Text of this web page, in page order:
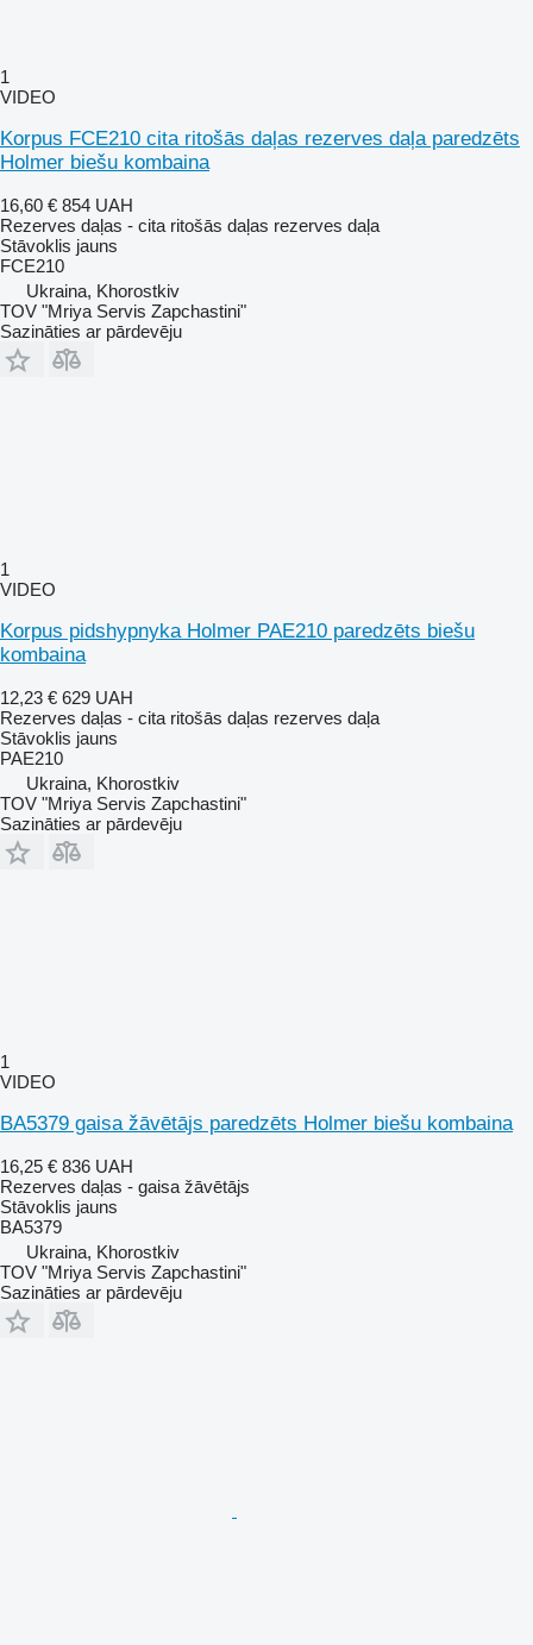
1
VIDEO
Korpus FCE210 cita ritošās daļas rezerves daļa paredzēts
Holmer biešu kombaina
16,60 € 854 UAH
Rezerves daļas - cita ritošās daļas rezerves daļa
Stāvoklis jauns
FCE210
Ukraina, Khorostkiv
TOV "Mriya Servis Zapchastini"
Sazināties ar pārdevēju
1
VIDEO
Korpus pidshypnyka Holmer PAE210 paredzēts biešu
kombaina
12,23 € 629 UAH
Rezerves daļas - cita ritošās daļas rezerves daļa
Stāvoklis jauns
PAE210
Ukraina, Khorostkiv
TOV "Mriya Servis Zapchastini"
Sazināties ar pārdevēju
1
VIDEO
BA5379 gaisa žāvētājs paredzēts Holmer biešu kombaina
16,25 € 836 UAH
Rezerves daļas - gaisa žāvētājs
Stāvoklis jauns
BA5379
Ukraina, Khorostkiv
TOV "Mriya Servis Zapchastini"
Sazināties ar pārdevēju